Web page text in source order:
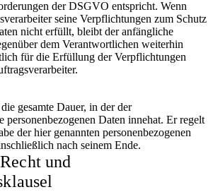
der DSGVO entspricht. Wenn
seine Verpflichtungen zum Schutz
nicht erfüllt, bleibt der anfängliche
dem Verantwortlichen weiterhin
für die Erfüllung der Verpflichtungen
gesamte Dauer, in der der
personenbezogenen Daten innehat. Er regelt
der hier genannten personenbezogenen
nach seinem Ende.
und